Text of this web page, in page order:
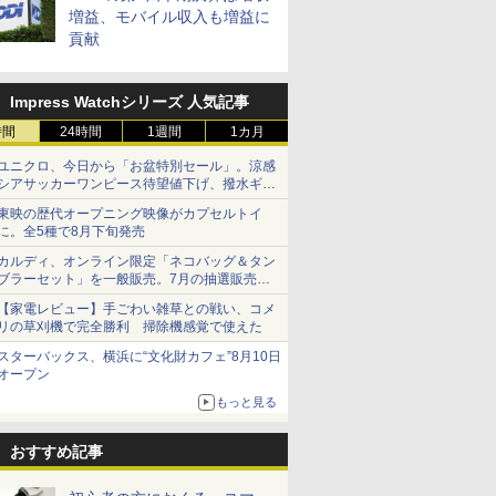
増益、モバイル収入も増益に
貢献
Impress Watchシリーズ 人気記事
24時間 1週間 1カ月
ニクロ、今日から「お盆特別セール」。涼感
アサッカーワンピース待望値下げ、撥水ギア
ョーツは1990円に
映の歴代オープニング映像がカプセルトイ
。全5種で8月下旬発売
ルディ、オンライン限定「ネコバッグ＆タン
ラーセット」を一般販売。7月の抽選販売の
選無効分
家電レビュー】手ごわい雑草との戦い、コメ
の草刈機で完全勝利 掃除機感覚で使えた
ターバックス、横浜に“文化財カフェ”8月10日
ープン
もっと見る
おすすめ記事